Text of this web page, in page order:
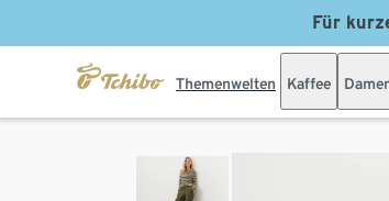
Für
Themenwelten Kaffee